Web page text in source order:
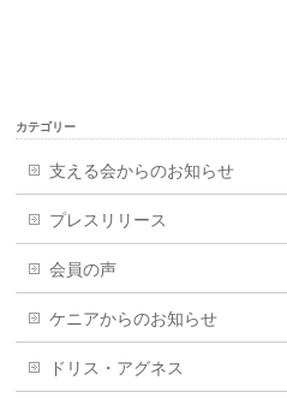
カテゴリー
支える会からのお知らせ
プレスリリース
会員の声
ケニアからのお知らせ
ドリス・アグネス